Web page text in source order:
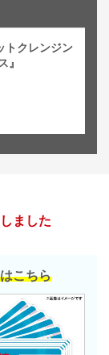
トクレンジン
』
ました
こちら